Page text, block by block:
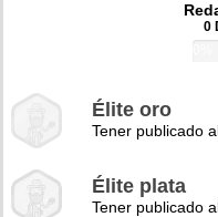
0
Élite oro
Tener publicado
Élite plata
Tener publicado